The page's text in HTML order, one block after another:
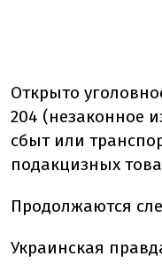
Открыто
204 (незаконное
сбыт или
подакцизных
Продолжаются
Украинская